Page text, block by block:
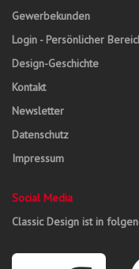
Gewerbekunden
Login - Persönlicher
Design-Geschichte
Kontakt
Newsletter
Datenschutz
Impressum
Social Media
Classic Design ist in